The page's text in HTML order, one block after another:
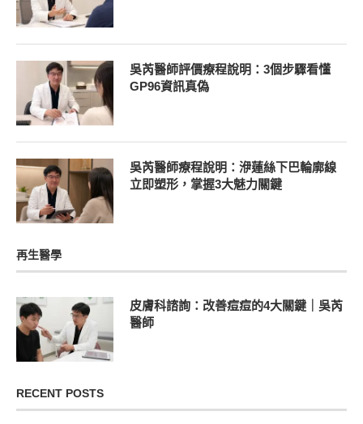
吳芮醫師評價療程說明：3個步驟看懂
GP96資訊真偽
吳芮醫師療程說明：洢蓮絲下巴輪廓線
立即塑形，掌握3大魅力關鍵
再生醫學
皮膚科諮詢：改善痘痘的4大關鍵｜吳芮
醫師
RECENT POSTS